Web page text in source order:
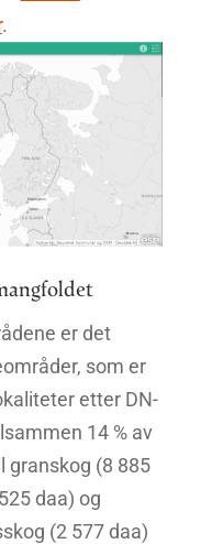
.
er det
som er
etter DN-
14 % av
granskog (8 885
daa) og
(2 577 daa)